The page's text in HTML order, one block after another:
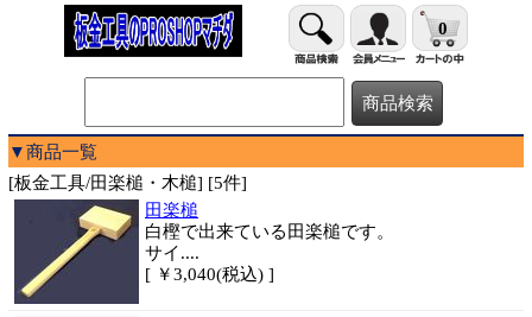
0
▼商品一覧
[板金工具/田楽槌・木槌] [5件]
田楽槌
白樫で出来ている田楽槌です。
サイ....
[ ￥3,040(税込) ]